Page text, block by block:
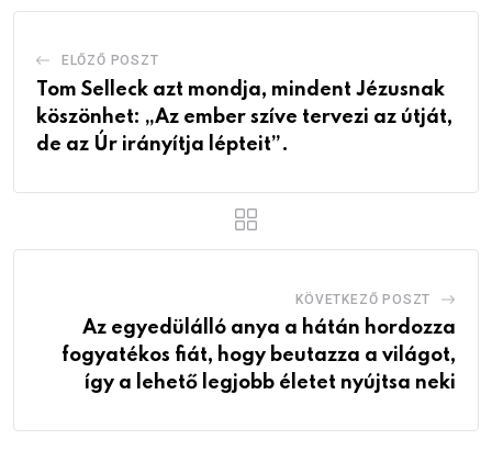
ELŐZŐ POSZT
Tom Selleck azt mondja, mindent Jézusnak
köszönhet: „Az ember szíve tervezi az útját,
de az Úr irányítja lépteit”.
KÖVETKEZŐ POSZT
Az egyedülálló anya a hátán hordozza
fogyatékos fiát, hogy beutazza a világot,
így a lehető legjobb életet nyújtsa neki